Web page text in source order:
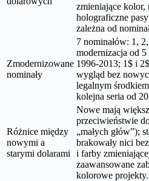
zmieniające kolor,
holograficzne
zależna od
Zmodernizowane
nominały
7 nominałów: 1,
modernizacja od
1996-2013; 1$ i
wygląd bez
legalnym
kolejna seria od
Różnice między
nowymi a
starymi dolarami
Nowe mają
przeciwieństwie
„małych głów”);
brakowały nici
i farby
zaawansowane
kolorowe projekty.